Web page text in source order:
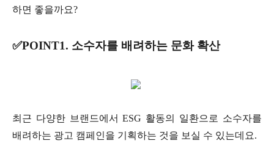
하면 좋을까요?
✅POINT1. 소수자를 배려하는 문화 확산
최근 다양한 브랜드에서 ESG 활동의 일환으로 소수자를
배려하는 광고 캠페인을 기획하는 것을 보실 수 있는데요.